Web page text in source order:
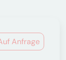
Anfrage